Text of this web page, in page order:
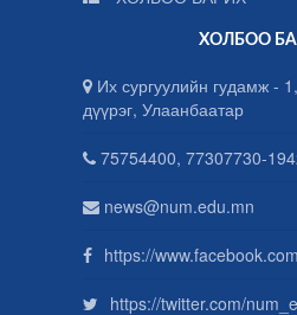
ХОЛБОО
Их сургуулийн гудамж -
дүүрэг, Улаанбаатар
75754400, 77307730-
news@num.edu.mn
https://
https://twitter.com/